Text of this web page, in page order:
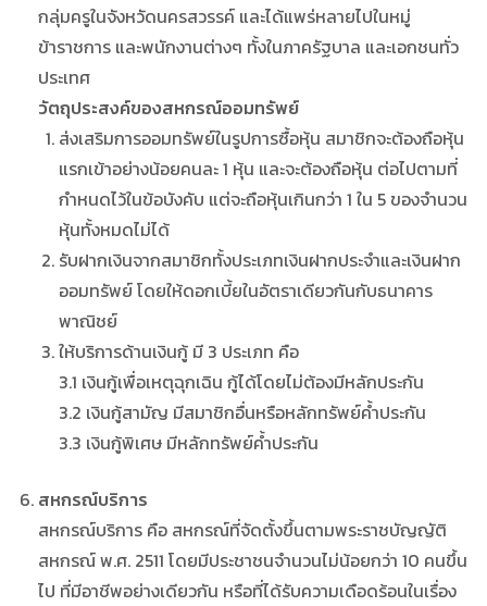
กลุ่มครูในจังหวัดนครสวรรค์ และได้แพร่หลายไปในหมู่
ข้าราชการ และพนักงานต่างๆ ทั้งในภาครัฐบาล และเอกชนทั่ว
ประเทศ
วัตถุประสงค์ของสหกรณ์ออมทรัพย์
ส่งเสริมการออมทรัพย์ในรูปการซื้อหุ้น สมาชิกจะต้องถือหุ้น
แรกเข้าอย่างน้อยคนละ 1 หุ้น และจะต้องถือหุ้น ต่อไปตามที่
กำหนดไว้ในข้อบังคับ แต่จะถือหุ้นเกินกว่า 1 ใน 5 ของจำนวน
หุ้นทั้งหมดไม่ได้
รับฝากเงินจากสมาชิกทั้งประเภทเงินฝากประจำและเงินฝาก
ออมทรัพย์ โดยให้ดอกเบี้ยในอัตราเดียวกันกับธนาคาร
พาณิชย์
ให้บริการด้านเงินกู้ มี 3 ประเภท คือ
3.1 เงินกู้เพื่อเหตุฉุกเฉิน กู้ได้โดยไม่ต้องมีหลักประกัน
3.2 เงินกู้สามัญ มีสมาชิกอื่นหรือหลักทรัพย์ค้ำประกัน
3.3 เงินกู้พิเศษ มีหลักทรัพย์ค้ำประกัน
สหกรณ์บริการ
สหกรณ์บริการ คือ สหกรณ์ที่จัดตั้งขึ้นตามพระราชบัญญัติ
สหกรณ์ พ.ศ. 2511 โดยมีประชาชนจำนวนไม่น้อยกว่า 10 คนขึ้น
ไป ที่มีอาชีพอย่างเดียวกัน หรือที่ได้รับความเดือดร้อนในเรื่อง